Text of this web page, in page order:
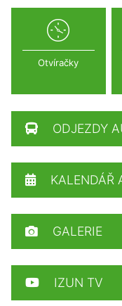
Otvíračky
ODJEZDY
KALENDÁŘ
GALERIE
IZUN TV